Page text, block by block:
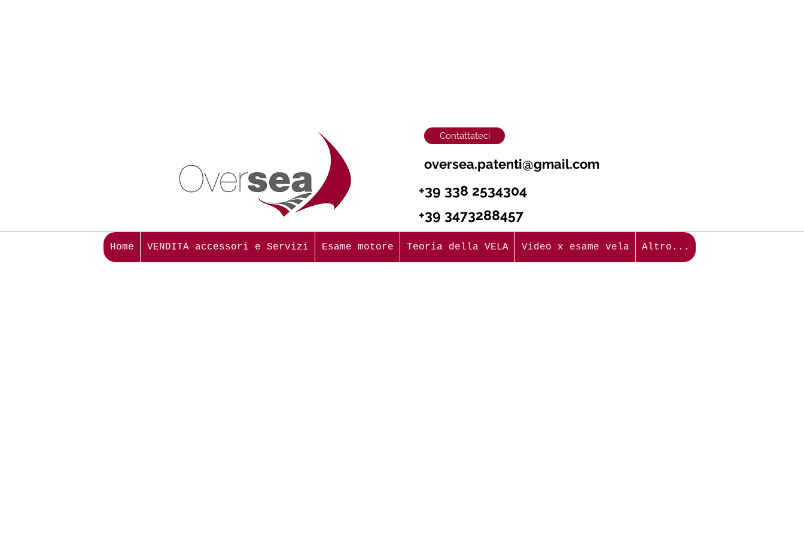
Contattateci
oversea.patenti@gmail.com
+39 338 2534304
+39 3473288457
Home VENDITA accessori e Servizi Esame motore Teoria della VELA Video x esame vela Altro...